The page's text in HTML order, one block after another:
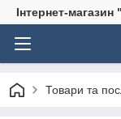
Інтернет-
Товари та